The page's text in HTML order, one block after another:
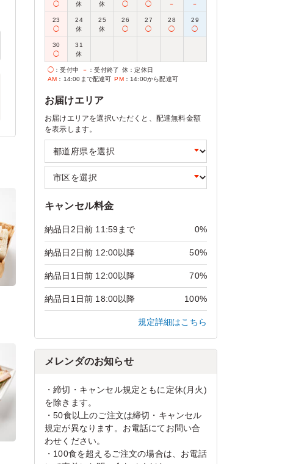
◯
休
休
◯
◯
－
－
23
◯
24
休
25
休
26
◯
27
◯
28
◯
29
◯
30
◯
31
休
◯ ：受付中 － ：受付終了 休 ：定休日
AM ：14:00まで配達可 PM：14:00から配達可
お届けエリア
お届けエリアを選択いただくと、配達無料金額
を表示します。
キャンセル料金
納品日2日前 11:59まで 0%
納品日2日前 12:00以降 50%
納品日1日前 12:00以降 70%
納品日1日前 18:00以降 100%
規定詳細はこちら
メレンダのお知らせ
・締切・キャンセル規定ともに定休(月火)
を除きます。
・50食以上のご注文は締切・キャンセル
規定が異なります。お電話にてお問い合
わせください。
・100食を超えるご注文の場合は、お電話